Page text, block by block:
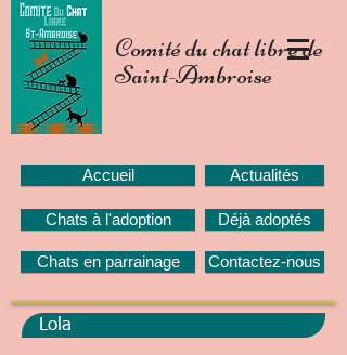
Comité du chat libre de
Saint-Ambroise
Accueil Actualités
Chats à l'adoption
Chats en parrainage
Déjà adoptés
Contactez-nous
Lola